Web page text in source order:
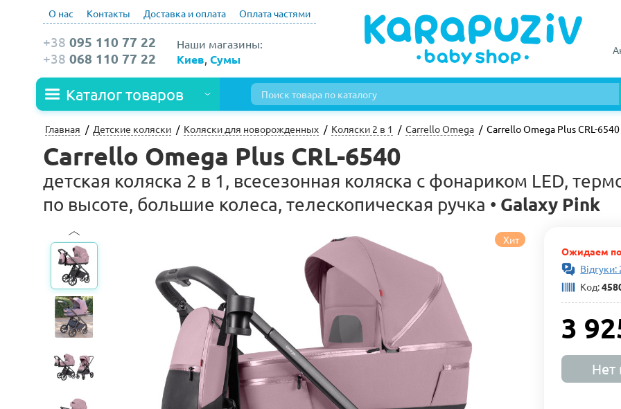
О нас Контакты Доставка и оплата Оплата частями
Наши магазины:
Киев Сумы
+38 095 110 77 22
+38 068 110 77 22
Каталог товаров
Главная Детские коляски Коляски для новорожденных Коляски 2 в 1 Carrello Omega Carrello Omega Plus CRL-6540
Carrello Omega Plus CRL-6540
детская коляска 2 в 1, всесезонная коляска с фонариком LED,
по высоте, большие колеса, телескопическая ручка • Galaxy Pink
Хит
Ожидаем
Відгуки:
Код:
3
Нет